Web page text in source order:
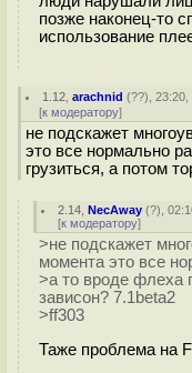
позже наконец-то
использование
1.12 ,arachnid (??), 23:20,
[к модератору]
не подскажет
это все нормально
грузиться, а потом
2.14 ,NecAway (?),
[к модератору]
>не подскажет
момента это все
>а то вроде флеха
зависон? 7.1beta2
>ff303
Таже проблема на